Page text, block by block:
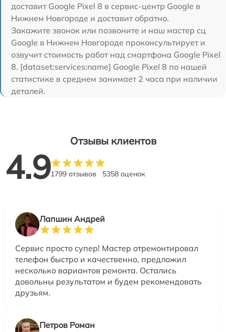
доставит Google Pixel 8 в сервис-центр Google в
Нижнем Новгороде и доставит обратно.
Закажите звонок или позвоните и наш мастер сц
Google в Нижнем Новгороде проконсультирует и
озвучит стоимость работ над смартфона Google Pixel
8. [dataset:services:name] Google Pixel 8 по нашей
статистике в среднем занимает 2 часа при наличии
деталей.
Отзывы клиентов
4.91799 отзывов 5358 оценок
Лапшин Андрей
Сервис просто супер! Мастер отремонтировал
телефон быстро и качественно, предложил
несколько вариантов ремонта. Остались
довольны результатом и будем рекомендовать
друзьям.
Петров Роман